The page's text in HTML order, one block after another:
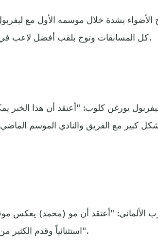
كل المسابقات وتوج بلقب أفضل لاعب في الدوري وبلقب هداف المسابقة أيضاً.
يورغن كلوب: "أعتقد أن هذا الخبر
كبير مع الفريق والنادي الموسم
الألماني: "أعتقد أن مو (محمد) يعكس
استثنائياً وقدم الكثير من اللحظات الاستثنائية لكننا نريد المزيد".